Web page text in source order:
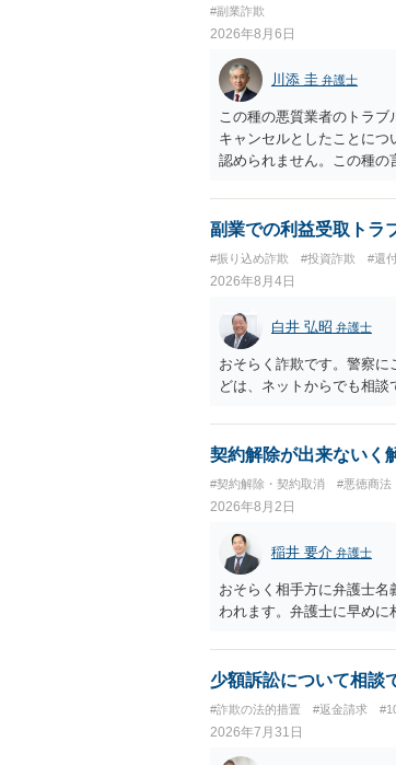
#副業詐欺
2026年8月6日
川添 圭 弁護士
この種の悪質業者のトラ
キャンセルとしたことに
認められません。この種の
ば、弁護士へ依頼して警告
副業での利益受取トラ
#振り込め詐欺 #投資詐欺 #還
2026年8月4日
白井 弘昭 弁護士
おそらく詐欺です。警察
どは、ネットからでも相談
契約解除が出来ないく
#契約解除・契約取消 #悪徳商法
2026年8月2日
稲井 要介 弁護士
おそらく相手方に弁護士
われます。弁護士に早めに
少額訴訟について相談
#詐欺の法的措置 #返金請求
2026年7月31日